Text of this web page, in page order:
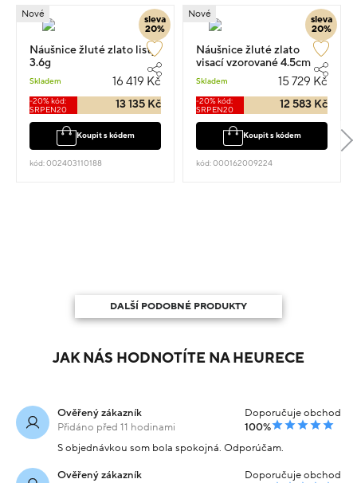
sleva
20%
Nové
Náušnice žluté zlato listy
3.6g
Skladem 16 419 Kč
-20% kód:
SRPEN20
13 135 Kč
Koupit s kódem
kód: 002403110188
sleva
20%
Nové
Náušnice žluté zlato
visací vzorované 4.5cm
Skladem 15 729 Kč
-20% kód:
SRPEN20
12 583 Kč
Koupit s kódem
kód: 000162009224
DALŠÍ PODOBNÉ PRODUKTY
JAK NÁS HODNOTÍTE NA HEURECE
Ověřený zákazník
Přidáno před 11 hodinami
Doporučuje obchod
100%
S objednávkou som bola spokojná. Odporúčam.
Ověřený zákazník
Doporučuje obchod